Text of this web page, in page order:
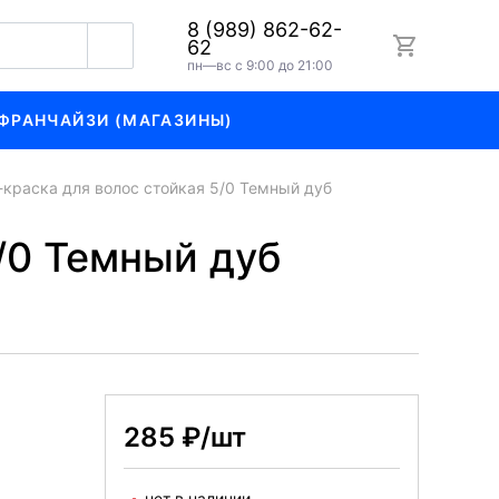
8 (989) 862-62-
62
пн—вс с 9:00 до 21:00
(МАГАЗИНЫ)
для волос стойкая 5/0 Темный дуб
0 Темный дуб
285 ₽/шт